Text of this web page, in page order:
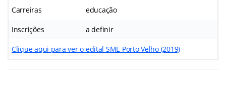
Carreiras educação
Inscrições a definir
Clique aqui para ver o edital SME Porto Velho (2019)